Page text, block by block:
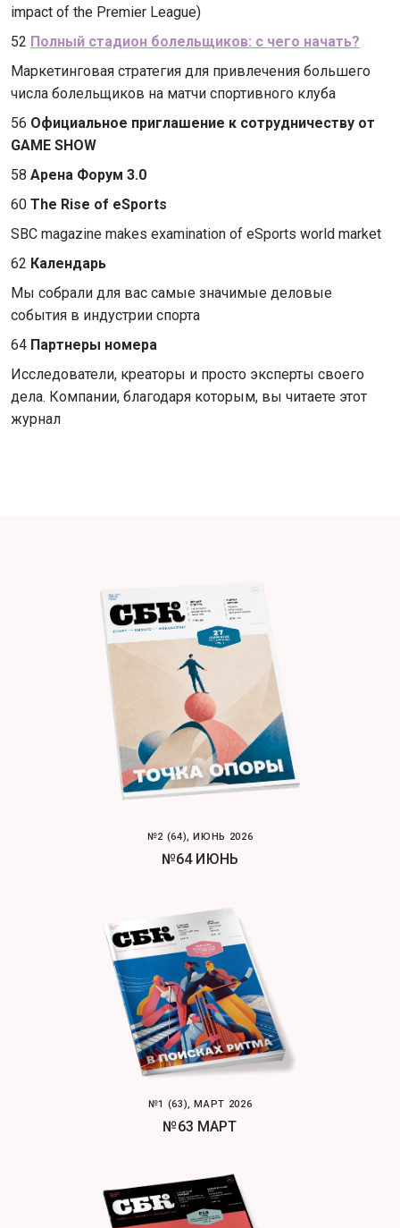
impact of the Premier League)
52 Полный стадион болельщиков: с чего начать?
Маркетинговая стратегия для привлечения большего
числа болельщиков на матчи спортивного клуба
56 Официальное приглашение к сотрудничеству от
GAME SHOW
58 Арена Форум 3.0
60 The Rise of eSports
SBC magazine makes examination of eSports world market
62 Календарь
Мы собрали для вас самые значимые деловые
события в индустрии спорта
64 Партнеры номера
Исследователи, креаторы и просто эксперты своего
дела. Компании, благодаря которым, вы читаете этот
журнал
№2 (64), ИЮНЬ 2026
№64 ИЮНЬ
№1 (63), МАРТ 2026
№63 МАРТ